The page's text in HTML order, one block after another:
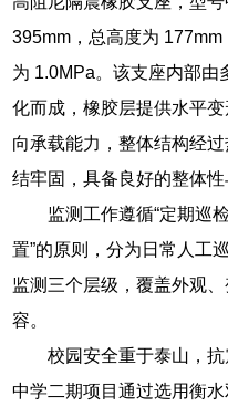
395mm，总高度为 177mm
为 1.0MPa。该支座内部由
化而成，橡胶层提供水平
向承载能力，整体结构经
结牢固，具备良好的整体性
监测工作遵循“定期巡
置”的原则，分为日常人工
监测三个层级，覆盖外观
容。
校园安全重于泰山，
中学二期项目通过选用衡